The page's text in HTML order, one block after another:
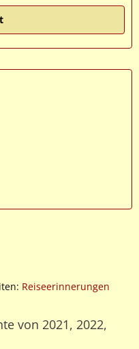
Reiseerinnerungen
von 2021, 2022,